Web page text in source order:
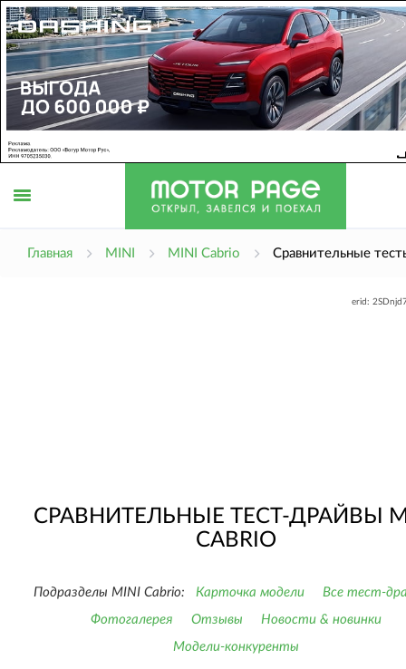
Главная MINI MINI Cabrio Сравнительные
erid:
СРАВНИТЕЛЬНЫЕ ТЕСТ-ДРАЙВЫ
CABRIO
Подразделы MINI Cabrio: Карточка модели
Все тест-
Фотогалерея
Отзывы
Новости & новинки
Модели-конкуренты